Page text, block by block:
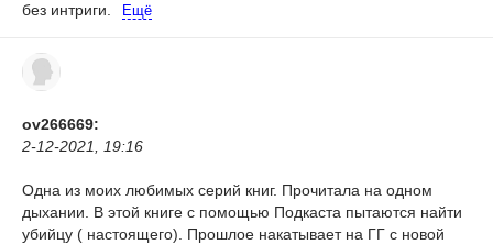
без интриги.
Ещё
ov266669:
2-12-2021, 19:16
Одна из моих любимых серий книг. Прочитала на одном
дыхании. В этой книге с помощью Подкаста пытаются найти
убийцу ( настоящего). Прошлое накатывает на ГГ с новой